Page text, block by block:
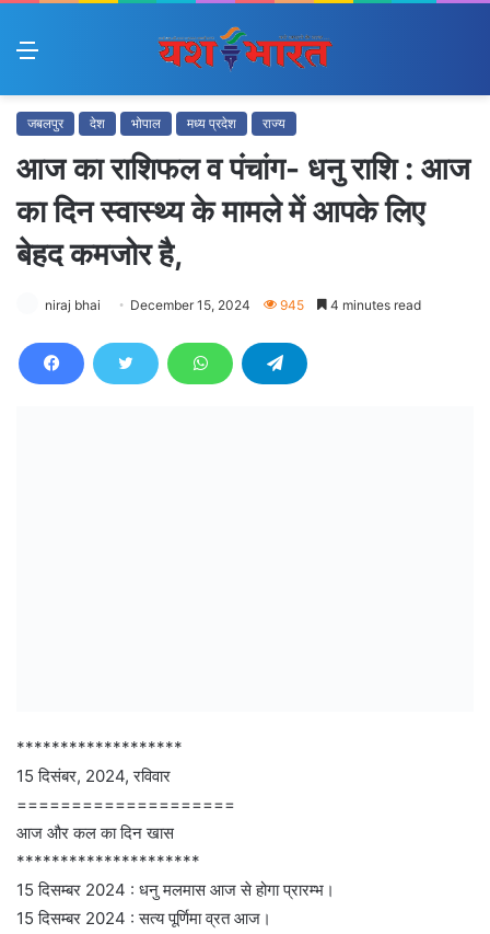
Menu
जबलपुर देश भोपाल मध्य प्रदेश राज्य
आज का राशिफल व पंचांग- धनु राशि : आज
का दिन स्वास्थ्य के मामले में आपके लिए
बेहद कमजोर है,
niraj bhai December 15, 2024 945 4 minutes read
*******************
15 दिसंबर, 2024, रविवार
====================
आज और कल का दिन खास
*********************
15 दिसम्बर 2024 : धनु मलमास आज से होगा प्रारम्भ।
15 दिसम्बर 2024 : सत्य पूर्णिमा व्रत आज।